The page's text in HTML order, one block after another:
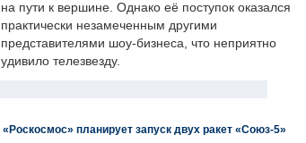
на пути к вершине. Однако её поступок оказался
практически незамеченным другими
представителями шоу-бизнеса, что неприятно
удивило телезвезду.
«Роскосмос» планирует запуск двух ракет «Союз-5»